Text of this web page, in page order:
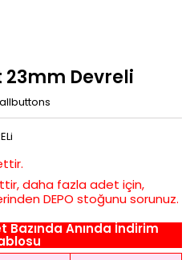
23mm Devreli
allbuttons
daha fazla adet için,
DEPO stoğunu sorunuz.
Bazında Anında İndirim